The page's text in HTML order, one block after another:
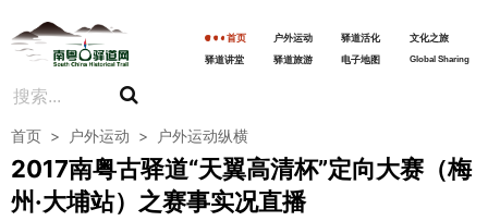
首页 户外运动 驿道活化
文化之旅
驿道讲堂
驿道旅游 电子地图 Global Sharing
首页 > 户外运动 > 户外运动纵横
2017南粤古驿道“天翼高清杯”定向大赛（梅
州·大埔站）之赛事实况直播